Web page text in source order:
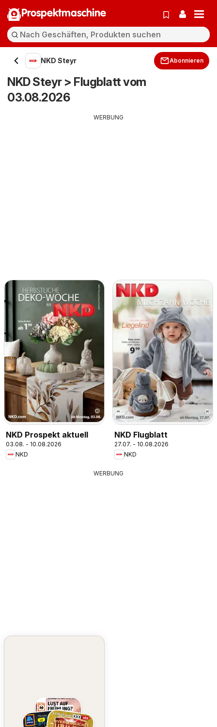
Prospektmaschine
NKD Steyr Abonnieren
NKD Steyr > Flugblatt vom
03.08.2026
WERBUNG
NKD Prospekt aktuell
03.08. - 10.08.2026
NKD
NKD Flugblatt
27.07. - 10.08.2026
NKD
WERBUNG